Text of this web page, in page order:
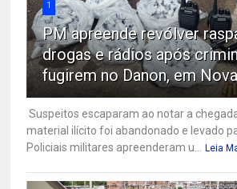
1
PM apreende revólver
drogas e rádios após
fugirem no Danon, em
Suspeitos escaparam ao notar a
material ilícito foi abandonado e levado
Policiais militares apreenderam u... Leia